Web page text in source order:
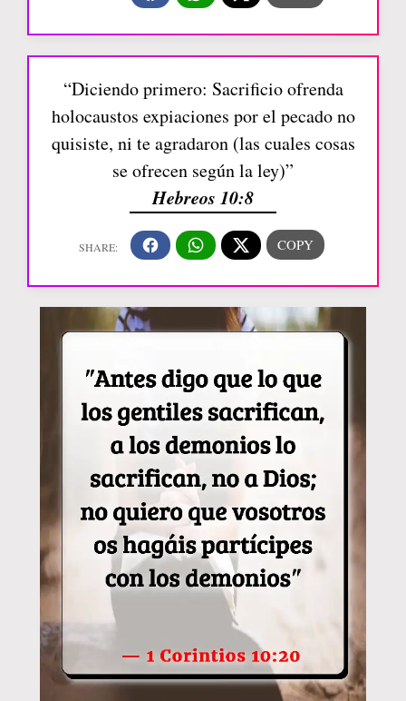
“Diciendo primero: Sacrificio ofrenda
holocaustos expiaciones por el pecado no
quisiste, ni te agradaron (las cuales cosas
se ofrecen según la ley)”
Hebreos 10:8